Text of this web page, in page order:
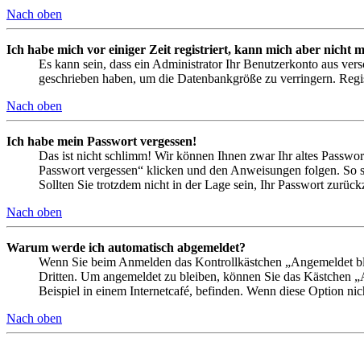
Nach oben
Ich habe mich vor einiger Zeit registriert, kann mich aber nicht
Es kann sein, dass ein Administrator Ihr Benutzerkonto aus
geschrieben haben, um die Datenbankgröße zu verringern.
Nach oben
Ich habe mein Passwort vergessen!
Das ist nicht schlimm! Wir können Ihnen zwar Ihr altes
Passwort vergessen“ klicken und den Anweisungen folgen.
Sollten Sie trotzdem nicht in der Lage sein, Ihr Passwort
Nach oben
Warum werde ich automatisch abgemeldet?
Wenn Sie beim Anmelden das Kontrollkästchen „Angemeldet
Dritten. Um angemeldet zu bleiben, können Sie das Kästchen
Beispiel in einem Internetcafé, befinden. Wenn diese Option
Nach oben